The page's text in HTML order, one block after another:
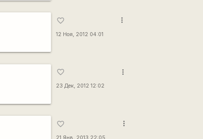
favorite_border
12 Ноя, 2012 04:01
more_vert
favorite_border
23 Дек, 2012 12:02
more_vert
favorite_border
21 Янв, 2013 22:05
more_vert